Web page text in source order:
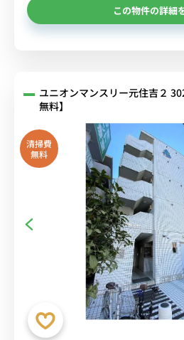
この物件の詳細
ユニオンマンスリー元住吉２
無料】
清掃費
無料